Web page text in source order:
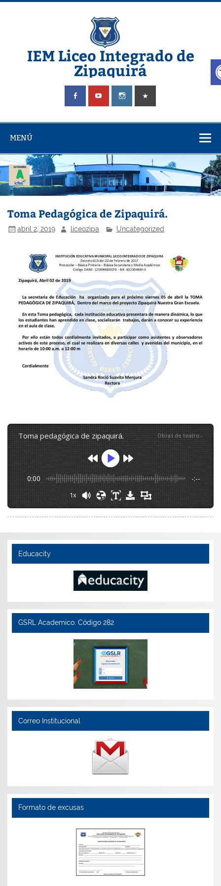
Saltar
IEM Liceo Integrado de
Zipaquirá
Pagina del Liceo Integrado Zipaquira
MENÚ
Toma Pedagógica de Zipaquirá.
abril 2, 2019 liceozipa Uncategorized
toma pedagógica de zipaquirá. Obras de teatro:-
0:00 -:--
1x
Educacity
GSRL Academico. Código 282
Correo Institucional
Formato de excusas